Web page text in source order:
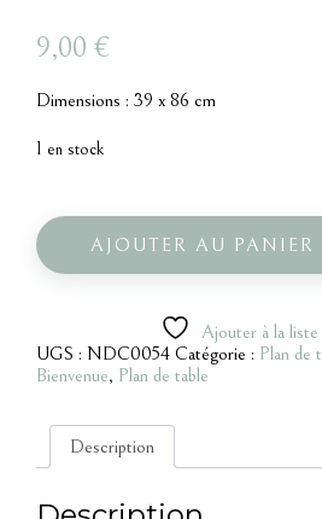
9,00 €
Dimensions : 39 x 86 cm
1 en stock
de
Support
métal
AJOUTER AU PANIER
Ajouter à la liste
UGS : NDC0054 Catégorie : Plan de
Bienvenue, Plan de table
Description